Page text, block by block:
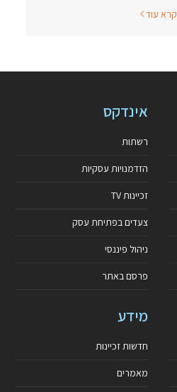
קרא עוד
אינדקס
רשתות
הזדמנויות עסקיות
זכיינות TV
צעדים בפתיחת עסק
ניהול פיננסי
פרסם באתר
מידע
חדשות זכיינות
מאמרים